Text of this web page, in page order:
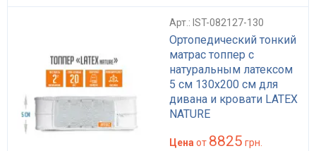
Арт.: IST-082127-130
Ортопедический тонкий
матрас топпер с
натуральным латексом
5 см 130x200 см для
дивана и кровати LATEX
NATURE
Цена от 8825 грн.